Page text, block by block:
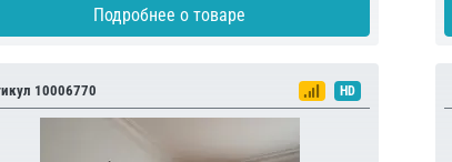
Подробнее о товаре
10006770 HD